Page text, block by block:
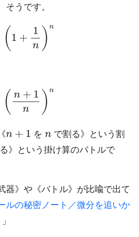
そうです。
( n n
( n 1 n n
を
で割る》という割
》という掛け算のバトルで
器》や《バトル》が比喩で出て
ルの秘密ノート／微分を追いか